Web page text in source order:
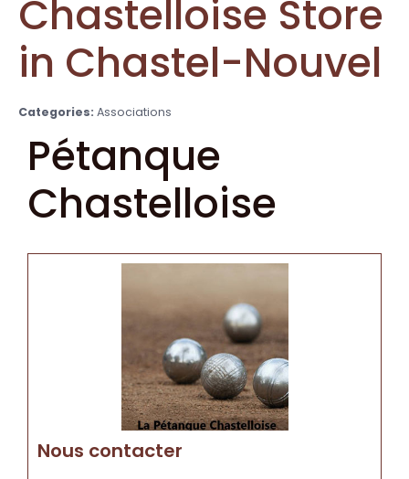
Chastelloise Store
in Chastel-Nouvel
Categories: Associations
Pétanque
Chastelloise
Nous contacter